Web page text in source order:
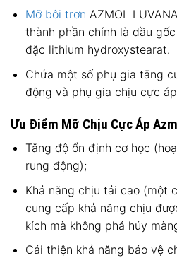
Mỡ bôi trơn AZMOL
thành phần chính là dầu
đặc lithium hydroxystearat.
Chứa một số phụ gia tăng
động và phụ gia chịu cực áp
Ưu Điểm Mỡ Chịu Cực Áp
Tăng độ ổn định cơ học
rung động);
Khả năng chịu tải cao (một
cung cấp khả năng chịu
kích mà không phá hủy
Cải thiện khả năng bảo vệ